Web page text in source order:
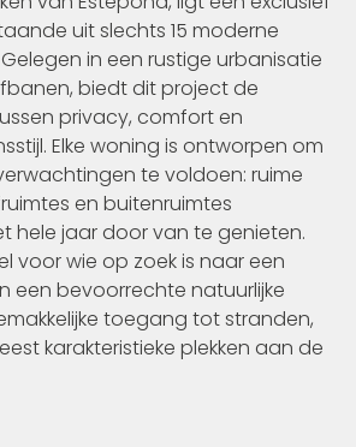
uit slechts 15 moderne
in een rustige urbanisatie
biedt dit project de
privacy, comfort en
Elke woning is ontworpen om
te voldoen: ruime
en buitenruimtes
hele jaar door van te genieten.
voor wie op zoek is naar een
een bevoorrechte natuurlijke
toegang tot stranden,
karakteristieke plekken aan de